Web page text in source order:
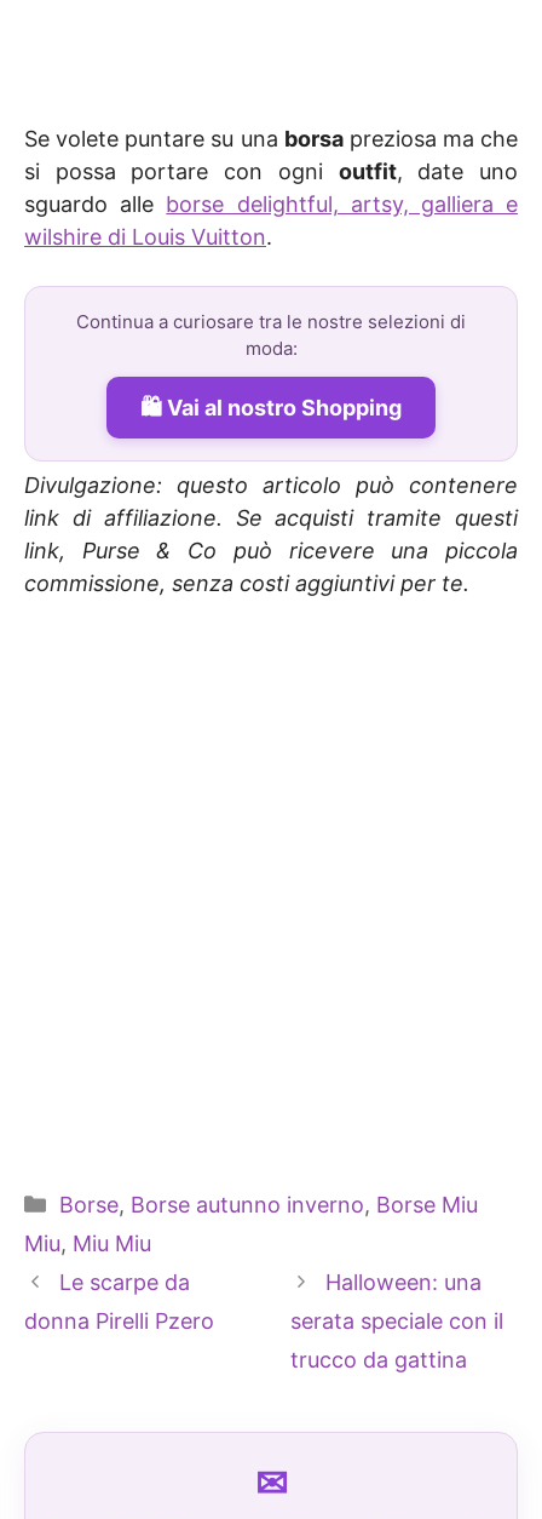
Se volete puntare su una borsapreziosa ma che
si possa portare con ogni outfit, date uno
sguardo alle borse delightful, artsy, galliera e
wilshire di Louis Vuitton.
Continua a curiosare tra le nostre selezioni di
moda:
Vai al nostro Shopping
Divulgazione: questo articolo può contenere
link di affiliazione. Se acquisti tramite questi
link, Purse & Co può ricevere una piccola
commissione, senza costi aggiuntivi per te.
Categorie
Borse, Borse autunno inverno, Borse Miu
Miu, Miu Miu
Le scarpe da
donna Pirelli Pzero
Halloween: una
serata speciale con il
trucco da gattina